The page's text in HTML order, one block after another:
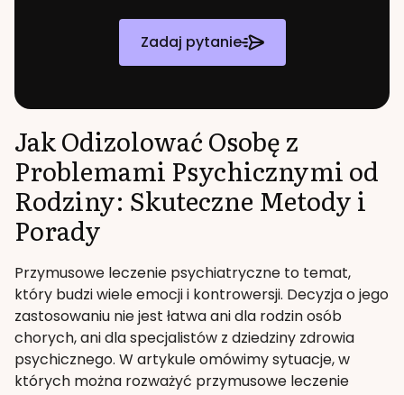
Zadaj pytanie
Jak Odizolować Osobę z
Problemami Psychicznymi od
Rodziny: Skuteczne Metody i
Porady
Przymusowe leczenie psychiatryczne to temat,
który budzi wiele emocji i kontrowersji. Decyzja o jego
zastosowaniu nie jest łatwa ani dla rodzin osób
chorych, ani dla specjalistów z dziedziny zdrowia
psychicznego. W artykule omówimy sytuacje, w
których można rozważyć przymusowe leczenie